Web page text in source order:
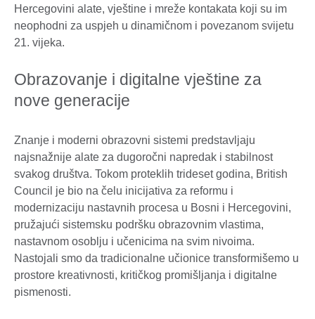
Hercegovini alate, vještine i mreže kontakata koji su im
neophodni za uspjeh u dinamičnom i povezanom svijetu
21. vijeka.
Obrazovanje i digitalne vještine za
nove generacije
Znanje i moderni obrazovni sistemi predstavljaju
najsnažnije alate za dugoročni napredak i stabilnost
svakog društva. Tokom proteklih trideset godina, British
Council je bio na čelu inicijativa za reformu i
modernizaciju nastavnih procesa u Bosni i Hercegovini,
pružajući sistemsku podršku obrazovnim vlastima,
nastavnom osoblju i učenicima na svim nivoima.
Nastojali smo da tradicionalne učionice transformišemo u
prostore kreativnosti, kritičkog promišljanja i digitalne
pismenosti.